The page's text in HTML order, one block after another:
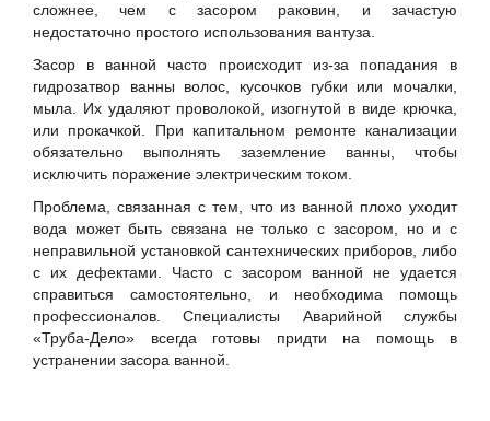
сложнее, чем с засором раковин, и зачастую
недостаточно простого использования вантуза.
Засор в ванной часто происходит из-за попадания в
гидрозатвор ванны волос, кусочков губки или мочалки,
мыла. Их удаляют проволокой, изогнутой в виде крючка,
или прокачкой. При капитальном ремонте канализации
обязательно выполнять заземление ванны, чтобы
исключить поражение электрическим током.
Проблема, связанная с тем, что из ванной плохо уходит
вода может быть связана не только с засором, но и с
неправильной установкой сантехнических приборов, либо
с их дефектами. Часто с засором ванной не удается
справиться самостоятельно, и необходима помощь
профессионалов. Специалисты Аварийной службы
«Труба-Дело» всегда готовы придти на помощь в
устранении засора ванной.